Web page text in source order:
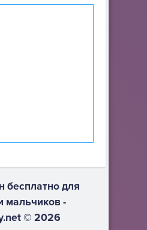
бесплатно для
мальчиков -
© 2026